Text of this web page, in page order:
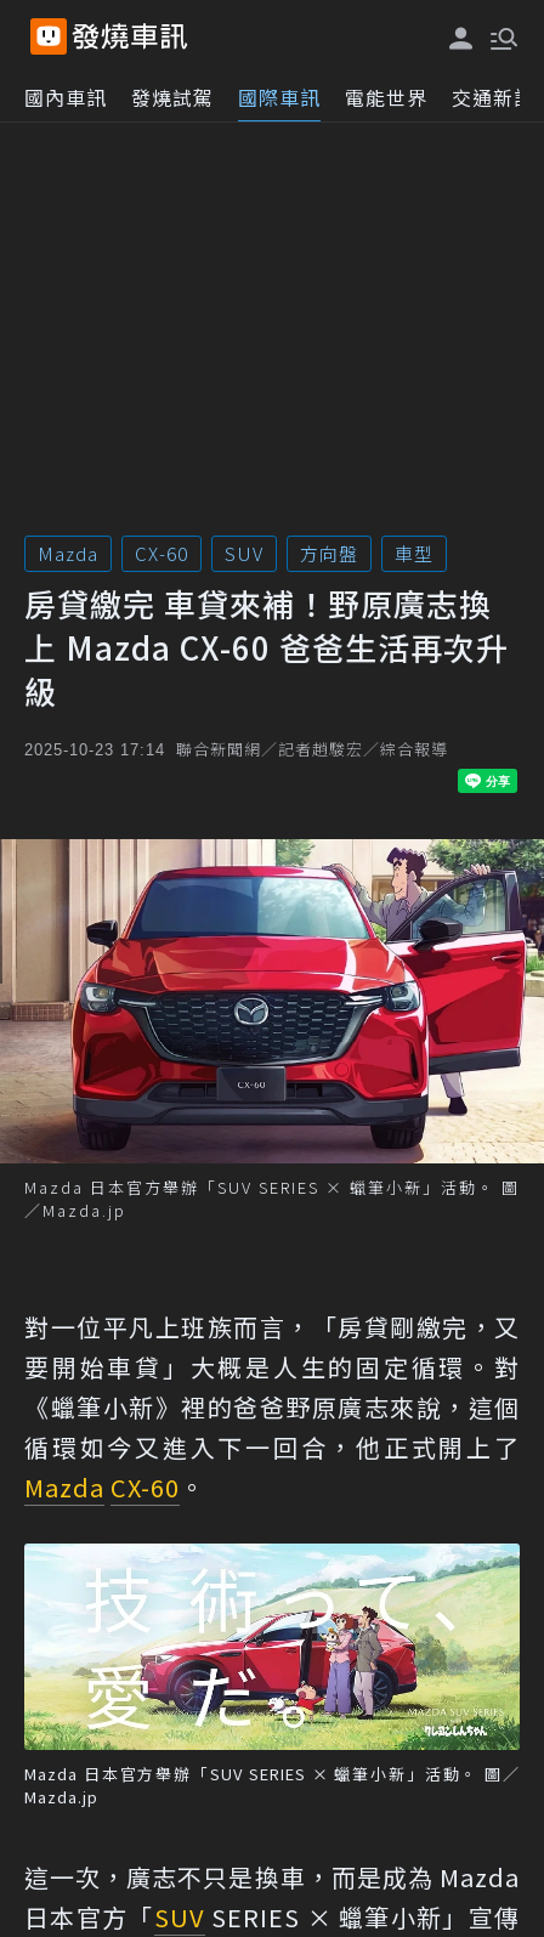
國內車訊 發燒試駕 國際車訊 電能世界 交通新訊
Mazda CX-60 SUV 方向盤 車型
房貸繳完 車貸來補！野原廣志換
上 Mazda CX-60 爸爸生活再次升
級
2025-10-23 17:14 聯合新聞網／記者趙駿宏／綜合報導
Mazda 日本官方舉辦「SUV SERIES × 蠟筆小新」活動。 圖
／Mazda.jp
對一位平凡上班族而言，「房貸剛繳完，又
要開始車貸」大概是人生的固定循環。對
《蠟筆小新》裡的爸爸野原廣志來說，這個
循環如今又進入下一回合，他正式開上了
Mazda CX-60 。
Mazda 日本官方舉辦「SUV SERIES × 蠟筆小新」活動。 圖／
Mazda.jp
這一次，廣志不只是換車，而是成為 Mazda
日本官方「SUV SERIES × 蠟筆小新」宣傳